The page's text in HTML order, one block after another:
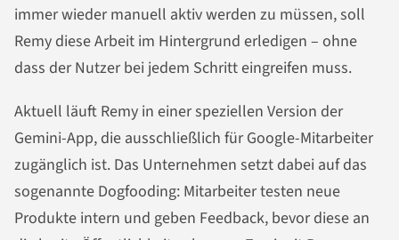
immer wieder manuell aktiv werden zu müssen, soll
Remy diese Arbeit im Hintergrund erledigen – ohne
dass der Nutzer bei jedem Schritt eingreifen muss.
Aktuell läuft Remy in einer speziellen Version der
Gemini-App, die ausschließlich für Google-Mitarbeiter
zugänglich ist. Das Unternehmen setzt dabei auf das
sogenannte Dogfooding: Mitarbeiter testen neue
Produkte intern und geben Feedback, bevor diese an